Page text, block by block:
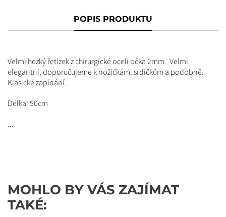
POPIS PRODUKTU
Velmi hezký řetízek z chirurgické oceli očka 2mm. Velmi
elegantní, doporučujeme k nožičkám, srdíčkům a podobně.
Klasické zapínání.
Délka: 50cm
...
MOHLO BY VÁS ZAJÍMAT
TAKÉ: